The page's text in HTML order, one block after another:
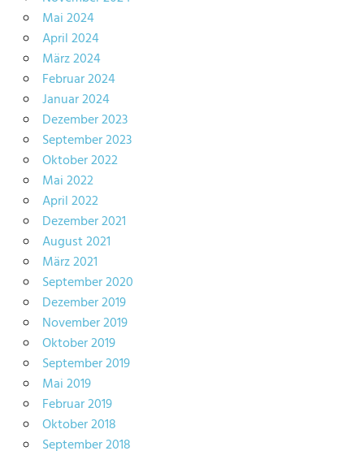
Mai 2024
April 2024
März 2024
Februar 2024
Januar 2024
Dezember 2023
September 2023
Oktober 2022
Mai 2022
April 2022
Dezember 2021
August 2021
März 2021
September 2020
Dezember 2019
November 2019
Oktober 2019
September 2019
Mai 2019
Februar 2019
Oktober 2018
September 2018